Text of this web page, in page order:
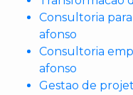
Consultoria
afonso
Consultoria
afonso
Gestao de